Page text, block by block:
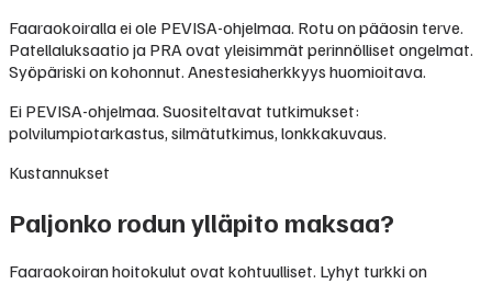
Faaraokoiralla ei ole PEVISA-ohjelmaa. Rotu on pääosin terve.
Patellaluksaatio ja PRA ovat yleisimmät perinnölliset ongelmat.
Syöpäriski on kohonnut. Anestesiaherkkyys huomioitava.
Ei PEVISA-ohjelmaa. Suositeltavat tutkimukset:
polvilumpiotarkastus, silmätutkimus, lonkkakuvaus.
Kustannukset
Paljonko rodun ylläpito maksaa?
Faaraokoiran hoitokulut ovat kohtuulliset. Lyhyt turkki on